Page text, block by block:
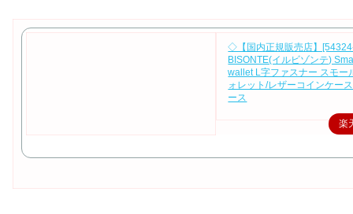
◇【国内正規販売店】
BISONTE(イルビゾンテ)
wallet L字ファスナー スモー
ォレット/レザーコインケー
ース
楽